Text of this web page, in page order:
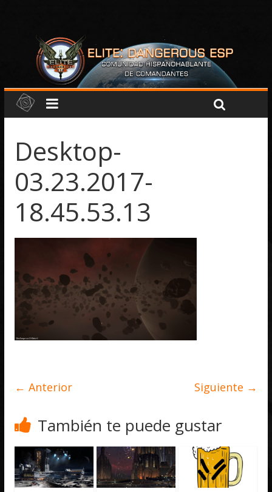
Desktop-
03.23.2017-
18.45.53.13
← Anterior Siguiente →
También te puede gustar